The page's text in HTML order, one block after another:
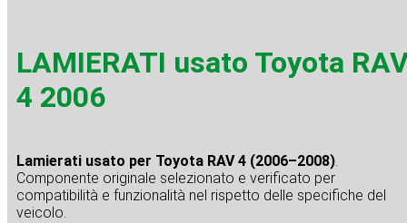
LAMIERATI usato Toyota
4 2006
Lamierati usato per Toyota RAV 4 (2006–2008).
Componente originale selezionato e verificato per
compatibilità e funzionalità nel rispetto delle specifiche del
veicolo.